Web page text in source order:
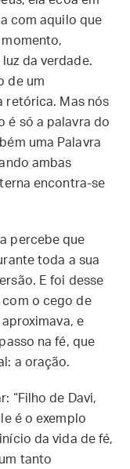
com aquilo que
da verdade.
de um
retórica. Mas nós
é só a palavra do
uma Palavra
ambas
encontra-se
percebe que
toda a sua
E foi desse
o cego de
e
na fé, que
a oração.
“Filho de Davi,
é o exemplo
da vida de fé,
tanto